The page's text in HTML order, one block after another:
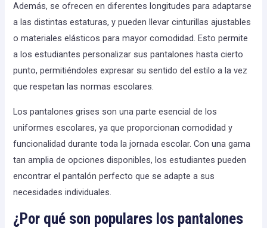
Además, se ofrecen en diferentes longitudes para adaptarse
a las distintas estaturas, y pueden llevar cinturillas ajustables
o materiales elásticos para mayor comodidad. Esto permite
a los estudiantes personalizar sus pantalones hasta cierto
punto, permitiéndoles expresar su sentido del estilo a la vez
que respetan las normas escolares.
Los pantalones grises son una parte esencial de los
uniformes escolares, ya que proporcionan comodidad y
funcionalidad durante toda la jornada escolar. Con una gama
tan amplia de opciones disponibles, los estudiantes pueden
encontrar el pantalón perfecto que se adapte a sus
necesidades individuales.
¿Por qué son populares los pantalones